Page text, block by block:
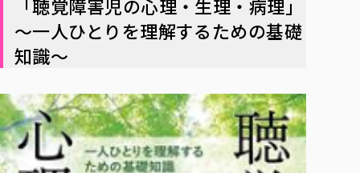
役員・評議員一覧
キャンパス案内
初年次教育（リエゾンゼミⅠ）について
リエゾンゼミ・ナビ（テキスト等）
放射線モニタリング測定結果（国見キャンパス）
IR情報
学校教育法施行規則第172条の2に基づく情報公開
教職課程における情報の公表
情報公開規程
仏教専修科
大学院
総合福祉学研究科 社会福祉学専攻 修士課程
総合福祉学研究科 社会福祉学専攻 博士課程
総合福祉学研究科 福祉心理学専攻 修士課程
通信教育部
通信教育部
通信制大学院 総合福祉学研究科 社会福祉学専攻 修士課程
カリキュラム（学部・大学院）
東北福祉大学のキャリア教育
採用ご担当者様へ
センター長の挨拶
求人の受付について
単独学内説明会のご案内
在学生の方
在学生の方
東北福祉大学求人・インターンシップ検索サイト（キャリタス
卒業生の方
卒業生の方
卒業後のキャリア支援体制
在学生による訪問、情報提供へのご協力のお願い
よくあるご質問
東北福祉大学のDNA
海外留学・研修
外国人在学生
学生支援センター国際交流の活動
東北福祉大学の研究活動
東北福祉大学の研究活動
東北福祉大学の研究紹介
共同研究等をご検討の皆様へ
東北福祉大学の紀要・リポジトリ
研究紀要
教職研究
東北福祉大学教育・教職センター特別支援教育研究年報一覧
産学・産学官連携
産学・産学官連携
「高齢者のフレイル予防及びデジタルデバイド解消に向けた産
社会貢献・地域連携活動
社会貢献・地域連携活動
生涯教育・キャリア教育TOP
生涯学習・社会人講座
月例TFU実学臨床研究セミナー
特別支援教育研究室
関連法人
施設利用
「聴覚障害児の心理・生理・病理」
～一人ひとりを理解するための基礎
知識～